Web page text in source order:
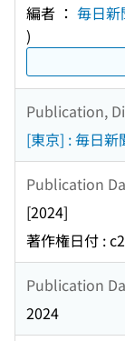
編者 ： 毎日新
)
Publication,
[東京] : 毎日新
Publication
[2024]
著作権日付 :
Publication
2024